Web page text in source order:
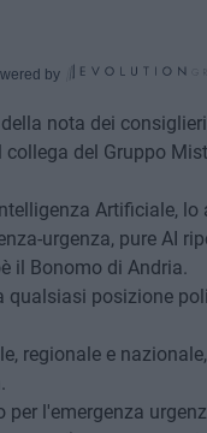
by
nota dei
del Gruppo
Artificiale,
urgenza, pure AI
il Bonomo di Andria.
qualsiasi posizione
regionale e
per l'emergenza